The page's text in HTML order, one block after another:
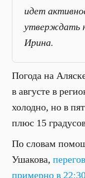
идет
утверждать
Ирина.
Погода на
в августе в
холодно, но в
плюс 15
По словам
Ушакова,
примерно в